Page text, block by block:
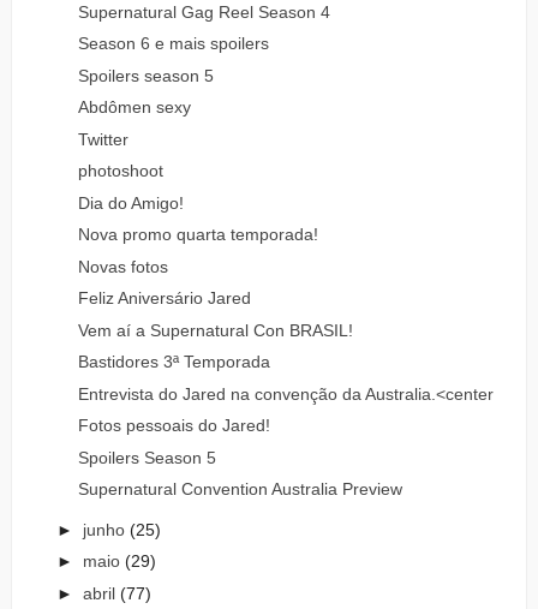
Supernatural Gag Reel Season 4
Season 6 e mais spoilers
Spoilers season 5
Abdômen sexy
Twitter
photoshoot
Dia do Amigo!
Nova promo quarta temporada!
Novas fotos
Feliz Aniversário Jared
Vem aí a Supernatural Con BRASIL!
Bastidores 3ª Temporada
Entrevista do Jared na convenção da Australia.<center
Fotos pessoais do Jared!
Spoilers Season 5
Supernatural Convention Australia Preview
► junho (25)
► maio (29)
► abril (77)